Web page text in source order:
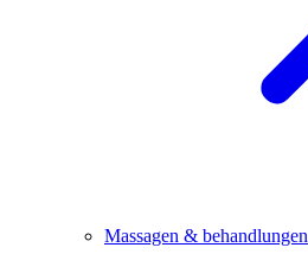
Massagen & behandlungen